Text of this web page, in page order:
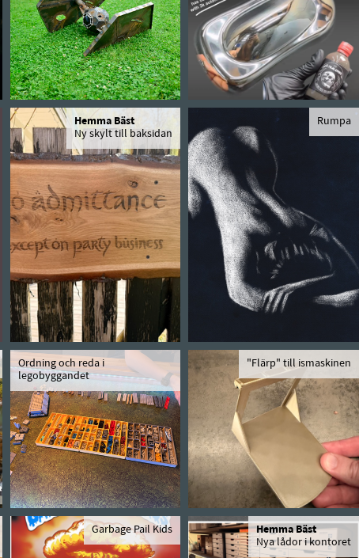
Hemma Bäst
Ny skylt till baksidan
Rumpa
Ordning och reda i
legobyggandet
"Flärp" till ismaskinen
Garbage Pail Kids
Hemma Bäst
Nya lådor i kontoret